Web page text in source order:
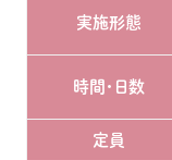
実施形態
時間・日数
定員